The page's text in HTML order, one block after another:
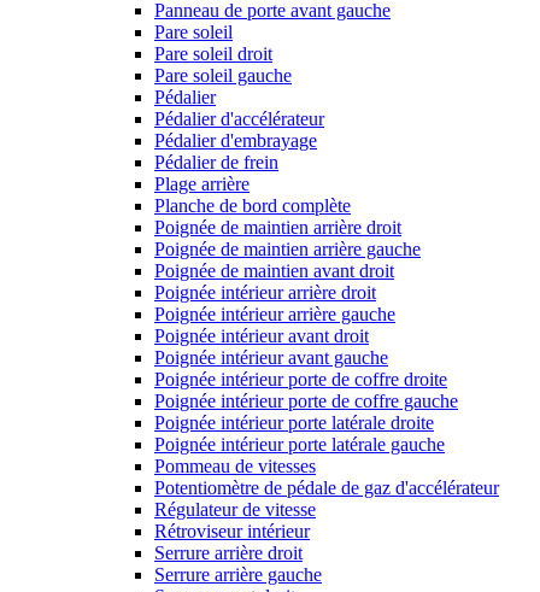
Panneau de porte avant gauche
Pare soleil
Pare soleil droit
Pare soleil gauche
Pédalier
Pédalier d'accélérateur
Pédalier d'embrayage
Pédalier de frein
Plage arrière
Planche de bord complète
Poignée de maintien arrière droit
Poignée de maintien arrière gauche
Poignée de maintien avant droit
Poignée intérieur arrière droit
Poignée intérieur arrière gauche
Poignée intérieur avant droit
Poignée intérieur avant gauche
Poignée intérieur porte de coffre droite
Poignée intérieur porte de coffre gauche
Poignée intérieur porte latérale droite
Poignée intérieur porte latérale gauche
Pommeau de vitesses
Potentiomètre de pédale de gaz d'accélérateur
Régulateur de vitesse
Rétroviseur intérieur
Serrure arrière droit
Serrure arrière gauche